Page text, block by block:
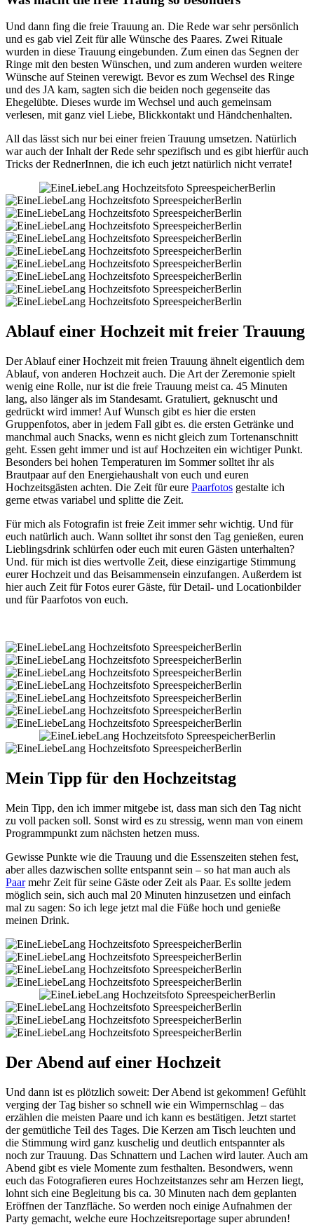
Und dann fing die freie Trauung an. Die Rede war sehr persönlich
und es gab viel Zeit für alle Wünsche des Paares. Zwei Rituale
wurden in diese Trauung eingebunden. Zum einen das Segnen der
Ringe mit den besten Wünschen, und zum anderen wurden weitere
Wünsche auf Steinen verewigt. Bevor es zum Wechsel des Ringe
und des JA kam, sagten sich die beiden noch gegenseite das
Ehegelübte. Dieses wurde im Wechsel und auch gemeinsam
verlesen, mit ganz viel Liebe, Blickkontakt und Händchenhalten.
All das lässt sich nur bei einer freien Trauung umsetzen. Natürlich
war auch der Inhalt der Rede sehr spezifisch und es gibt hierfür auch
Tricks der RednerInnen, die ich euch jetzt natürlich nicht verrate!
Ablauf einer Hochzeit mit freier Trauung
Der Ablauf einer Hochzeit mit freien Trauung ähnelt eigentlich dem
Ablauf, von anderen Hochzeit auch. Die Art der Zeremonie spielt
wenig eine Rolle, nur ist die freie Trauung meist ca. 45 Minuten
lang, also länger als im Standesamt. Gratuliert, geknuscht und
gedrückt wird immer! Auf Wunsch gibt es hier die ersten
Gruppenfotos, aber in jedem Fall gibt es. die ersten Getränke und
manchmal auch Snacks, wenn es nicht gleich zum Tortenanschnitt
geht. Essen geht immer und ist auf Hochzeiten ein wichtiger Punkt.
Besonders bei hohen Temperaturen im Sommer solltet ihr als
Brautpaar auf den Energiehaushalt von euch und euren
Hochzeitsgästen achten. Die Zeit für eure Paarfotos gestalte ich
gerne etwas variabel und splitte die Zeit.
Für mich als Fotografin ist freie Zeit immer sehr wichtig. Und für
euch natürlich auch. Wann solltet ihr sonst den Tag genießen, euren
Lieblingsdrink schlürfen oder euch mit euren Gästen unterhalten?
Und. für mich ist dies wertvolle Zeit, diese einzigartige Stimmung
eurer Hochzeit und das Beisammensein einzufangen. Außerdem ist
hier auch Zeit für Fotos eurer Gäste, für Detail- und Locationbilder
und für Paarfotos von euch.
Mein Tipp für den Hochzeitstag
Mein Tipp, den ich immer mitgebe ist, dass man sich den Tag nicht
zu voll packen soll. Sonst wird es zu stressig, wenn man von einem
Programmpunkt zum nächsten hetzen muss.
Gewisse Punkte wie die Trauung und die Essenszeiten stehen fest,
aber alles dazwischen sollte entspannt sein – so hat man auch als
Paarmehr Zeit für seine Gäste oder Zeit als Paar. Es sollte jedem
möglich sein, sich auch mal 20 Minuten hinzusetzen und einfach
mal zu sagen: So ich lege jetzt mal die Füße hoch und genieße
meinen Drink.
Der Abend auf einer Hochzeit
Und dann ist es plötzlich soweit: Der Abend ist gekommen! Gefühlt
verging der Tag bisher so schnell wie ein Wimpernschlag – das
erzählen die meisten Paare und ich kann es bestätigen. Jetzt startet
der gemütliche Teil des Tages. Die Kerzen am Tisch leuchten und
die Stimmung wird ganz kuschelig und deutlich entspannter als
noch zur Trauung. Das Schnattern und Lachen wird lauter. Auch am
Abend gibt es viele Momente zum festhalten. Besondwers, wenn
euch das Fotografieren eures Hochzeitstanzes sehr am Herzen liegt,
lohnt sich eine Begleitung bis ca. 30 Minuten nach dem geplanten
Eröffnen der Tanzfläche. So werden noch einige Aufnahmen der
Party gemacht, welche eure Hochzeitsreportage super abrunden!